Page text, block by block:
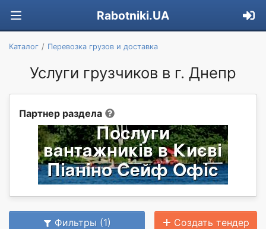
Rabotniki.UA
Каталог Перевозка грузов и доставка
Услуги грузчиков в г. Днепр
Партнер раздела
Фильтры (1) Создать тендер